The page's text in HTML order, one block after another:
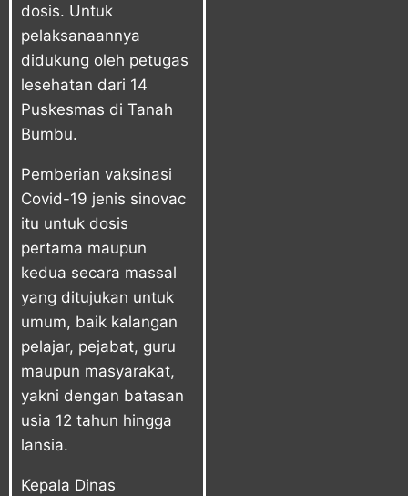
dosis. Untuk
pelaksanaannya
didukung oleh petugas
lesehatan dari 14
Puskesmas di Tanah
Bumbu.
Pemberian vaksinasi
Covid-19 jenis sinovac
itu untuk dosis
pertama maupun
kedua secara massal
yang ditujukan untuk
umum, baik kalangan
pelajar, pejabat, guru
maupun masyarakat,
yakni dengan batasan
usia 12 tahun hingga
lansia.
Kepala Dinas